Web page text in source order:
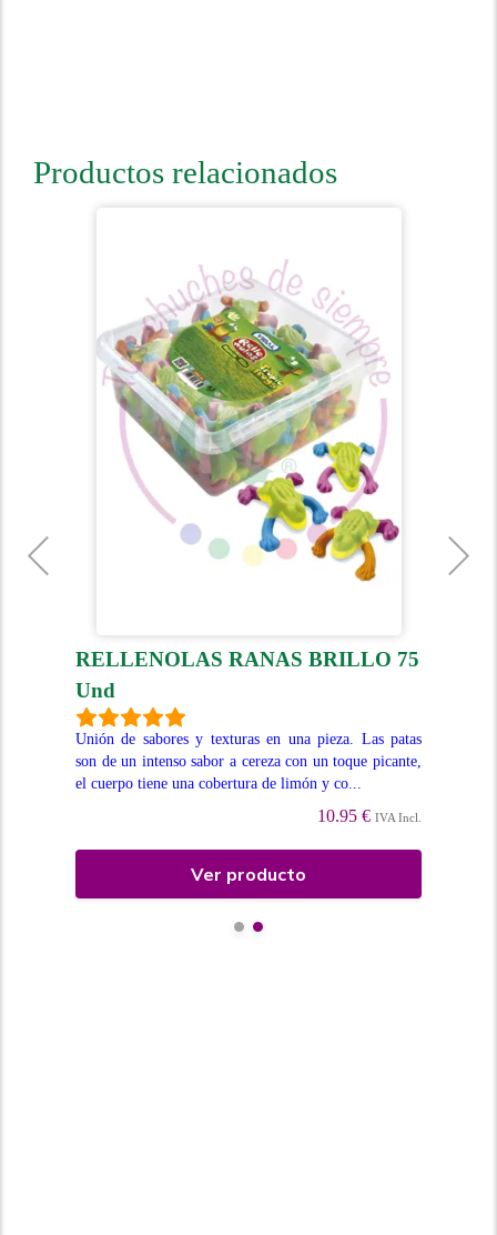
Productos relacionados
RELLENOLAS RANAS BRILLO 75
Und
Unión de sabores y texturas en una pieza. Las patas
son de un intenso sabor a cereza con un toque picante,
el cuerpo tiene una cobertura de limón y co...
10.95 € IVA Incl.
Ver producto